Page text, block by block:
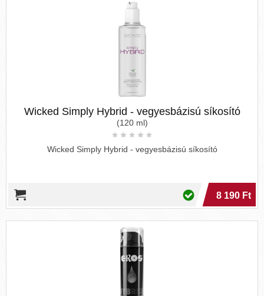
Wicked Simply Hybrid - vegyesbázisú síkosító
(120 ml)
Wicked Simply Hybrid - vegyesbázisú síkosító
8 190 Ft